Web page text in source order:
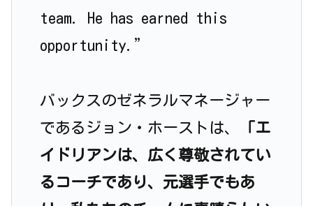
team. He has earned this
opportunity.”
バックスのゼネラルマネージャー
であるジョン・ホーストは、
「エ
イドリアンは、広く尊敬されてい
るコーチであり、元選手でもあ